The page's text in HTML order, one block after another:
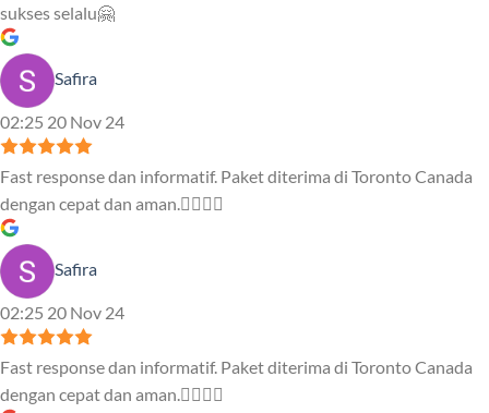
sukses selalu🤗
Safira
02:25 20 Nov 24
Fast response dan informatif. Paket diterima di Toronto Canada
dengan cepat dan aman.👍🏻👍🏻
Safira
02:25 20 Nov 24
Fast response dan informatif. Paket diterima di Toronto Canada
dengan cepat dan aman.👍🏻👍🏻